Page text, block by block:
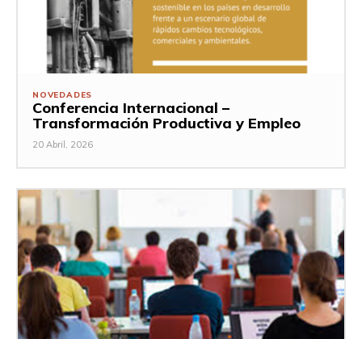
NOVEDADES
Conferencia Internacional –
Transformación Productiva y Empleo
20 Abril, 2026